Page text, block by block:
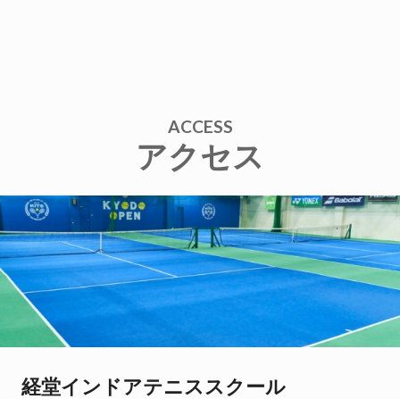
ACCESS
アクセス
経堂インドアテニススクール